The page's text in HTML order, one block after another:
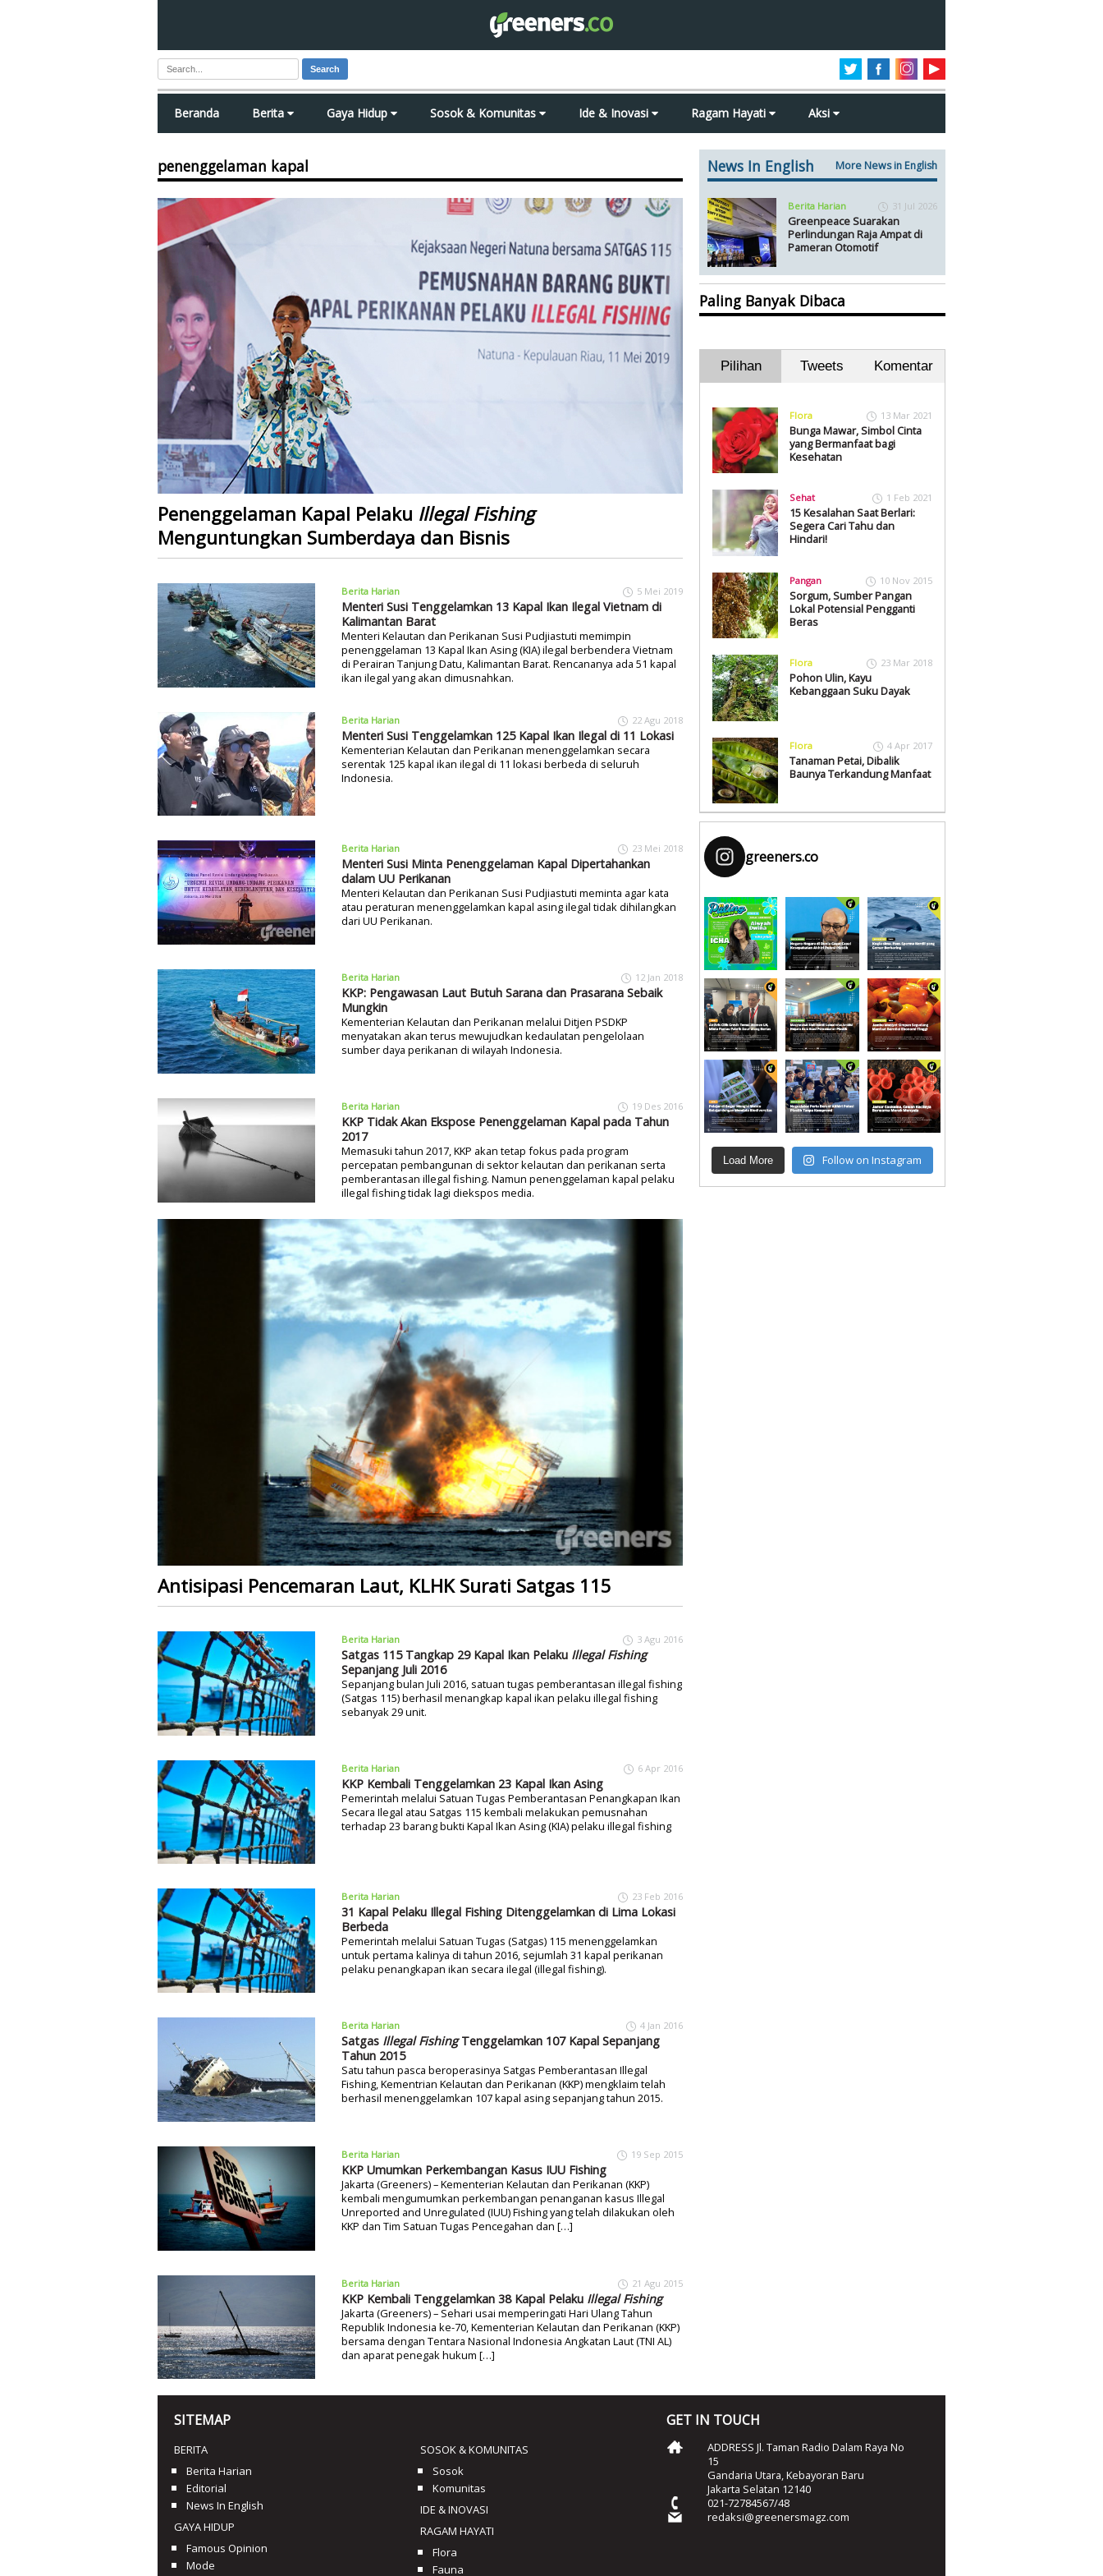
Search
Beranda Berita Gaya Hidup Sosok & Komunitas Ide & Inovasi Ragam Hayati Aksi
penenggelaman kapal
Penenggelaman Kapal Pelaku Illegal Fishing
Menguntungkan Sumberdaya dan Bisnis
Berita Harian 5 Mei 2019
Menteri Susi Tenggelamkan 13 Kapal Ikan Ilegal Vietnam di
Kalimantan Barat
Menteri Kelautan dan Perikanan Susi Pudjiastuti memimpin
penenggelaman 13 Kapal Ikan Asing (KIA) ilegal berbendera Vietnam
di Perairan Tanjung Datu, Kalimantan Barat. Rencananya ada 51 kapal
ikan ilegal yang akan dimusnahkan.
Berita Harian 22 Agu 2018
Menteri Susi Tenggelamkan 125 Kapal Ikan Ilegal di 11 Lokasi
Kementerian Kelautan dan Perikanan menenggelamkan secara
serentak 125 kapal ikan ilegal di 11 lokasi berbeda di seluruh
Indonesia.
Berita Harian 23 Mei 2018
Menteri Susi Minta Penenggelaman Kapal Dipertahankan
dalam UU Perikanan
Menteri Kelautan dan Perikanan Susi Pudjiastuti meminta agar kata
atau peraturan menenggelamkan kapal asing ilegal tidak dihilangkan
dari UU Perikanan.
Berita Harian 12 Jan 2018
KKP: Pengawasan Laut Butuh Sarana dan Prasarana Sebaik
Mungkin
Kementerian Kelautan dan Perikanan melalui Ditjen PSDKP
menyatakan akan terus mewujudkan kedaulatan pengelolaan
sumber daya perikanan di wilayah Indonesia.
Berita Harian 19 Des 2016
KKP Tidak Akan Ekspose Penenggelaman Kapal pada Tahun
2017
Memasuki tahun 2017, KKP akan tetap fokus pada program
percepatan pembangunan di sektor kelautan dan perikanan serta
pemberantasan illegal fishing. Namun penenggelaman kapal pelaku
illegal fishing tidak lagi diekspos media.
Antisipasi Pencemaran Laut, KLHK Surati Satgas 115
Berita Harian 3 Agu 2016
Satgas 115 Tangkap 29 Kapal Ikan Pelaku Illegal Fishing
Sepanjang Juli 2016
Sepanjang bulan Juli 2016, satuan tugas pemberantasan illegal fishing
(Satgas 115) berhasil menangkap kapal ikan pelaku illegal fishing
sebanyak 29 unit.
Berita Harian 6 Apr 2016
KKP Kembali Tenggelamkan 23 Kapal Ikan Asing
Pemerintah melalui Satuan Tugas Pemberantasan Penangkapan Ikan
Secara Ilegal atau Satgas 115 kembali melakukan pemusnahan
terhadap 23 barang bukti Kapal Ikan Asing (KIA) pelaku illegal fishing
Berita Harian 23 Feb 2016
31 Kapal Pelaku Illegal Fishing Ditenggelamkan di Lima Lokasi
Berbeda
Pemerintah melalui Satuan Tugas (Satgas) 115 menenggelamkan
untuk pertama kalinya di tahun 2016, sejumlah 31 kapal perikanan
pelaku penangkapan ikan secara ilegal (illegal fishing).
Berita Harian 4 Jan 2016
Satgas Illegal FishingTenggelamkan 107 Kapal Sepanjang
Tahun 2015
Satu tahun pasca beroperasinya Satgas Pemberantasan Illegal
Fishing, Kementrian Kelautan dan Perikanan (KKP) mengklaim telah
berhasil menenggelamkan 107 kapal asing sepanjang tahun 2015.
Berita Harian 19 Sep 2015
KKP Umumkan Perkembangan Kasus IUU Fishing
Jakarta (Greeners) – Kementerian Kelautan dan Perikanan (KKP)
kembali mengumumkan perkembangan penanganan kasus Illegal
Unreported and Unregulated (IUU) Fishing yang telah dilakukan oleh
KKP dan Tim Satuan Tugas Pencegahan dan […]
Berita Harian 21 Agu 2015
KKP Kembali Tenggelamkan 38 Kapal Pelaku Illegal Fishing
Jakarta (Greeners) – Sehari usai memperingati Hari Ulang Tahun
Republik Indonesia ke-70, Kementerian Kelautan dan Perikanan (KKP)
bersama dengan Tentara Nasional Indonesia Angkatan Laut (TNI AL)
dan aparat penegak hukum […]
News In English More News in English
Berita Harian 31 Jul 2026
Greenpeace Suarakan
Perlindungan Raja Ampat di
Pameran Otomotif
Paling Banyak Dibaca
Pilihan Tweets Komentar
Flora 13 Mar 2021
Bunga Mawar, Simbol Cinta
yang Bermanfaat bagi
Kesehatan
Sehat 1 Feb 2021
15 Kesalahan Saat Berlari:
Segera Cari Tahu dan
Hindari!
Pangan 10 Nov 2015
Sorgum, Sumber Pangan
Lokal Potensial Pengganti
Beras
Flora 23 Mar 2018
Pohon Ulin, Kayu
Kebanggaan Suku Dayak
Flora 4 Apr 2017
Tanaman Petai, Dibalik
Baunya Terkandung Manfaat
greeners.co
Load More Follow on Instagram
SITEMAP
BERITA
Berita Harian
Editorial
News In English
GAYA HIDUP
Famous Opinion
Mode
SOSOK & KOMUNITAS
Sosok
Komunitas
IDE & INOVASI
RAGAM HAYATI
Flora
Fauna
GET IN TOUCH
ADDRESS Jl. Taman Radio Dalam Raya No
15
Gandaria Utara, Kebayoran Baru
Jakarta Selatan 12140
021-72784567/48
redaksi@greenersmagz.com